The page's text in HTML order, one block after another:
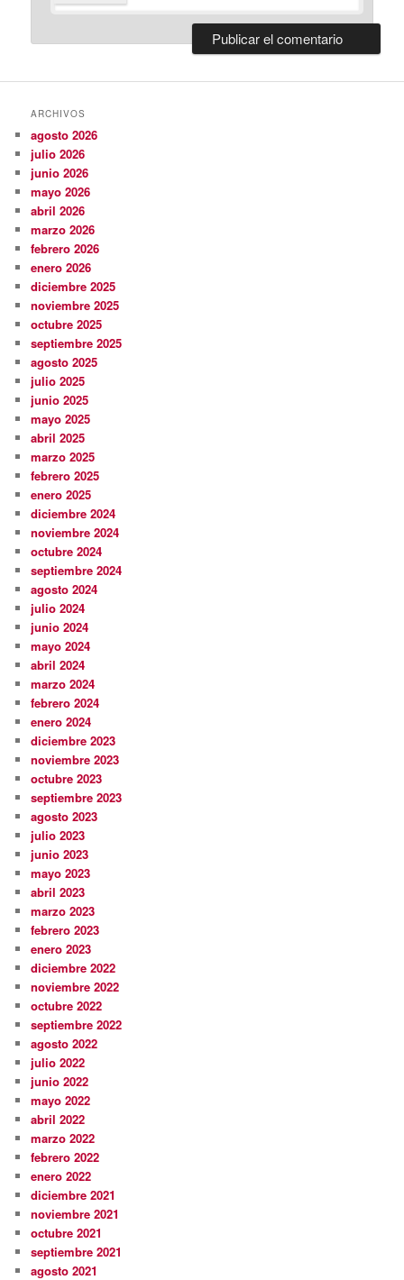
ARCHIVOS
agosto 2026
julio 2026
junio 2026
mayo 2026
abril 2026
marzo 2026
febrero 2026
enero 2026
diciembre 2025
noviembre 2025
octubre 2025
septiembre 2025
agosto 2025
julio 2025
junio 2025
mayo 2025
abril 2025
marzo 2025
febrero 2025
enero 2025
diciembre 2024
noviembre 2024
octubre 2024
septiembre 2024
agosto 2024
julio 2024
junio 2024
mayo 2024
abril 2024
marzo 2024
febrero 2024
enero 2024
diciembre 2023
noviembre 2023
octubre 2023
septiembre 2023
agosto 2023
julio 2023
junio 2023
mayo 2023
abril 2023
marzo 2023
febrero 2023
enero 2023
diciembre 2022
noviembre 2022
octubre 2022
septiembre 2022
agosto 2022
julio 2022
junio 2022
mayo 2022
abril 2022
marzo 2022
febrero 2022
enero 2022
diciembre 2021
noviembre 2021
octubre 2021
septiembre 2021
agosto 2021